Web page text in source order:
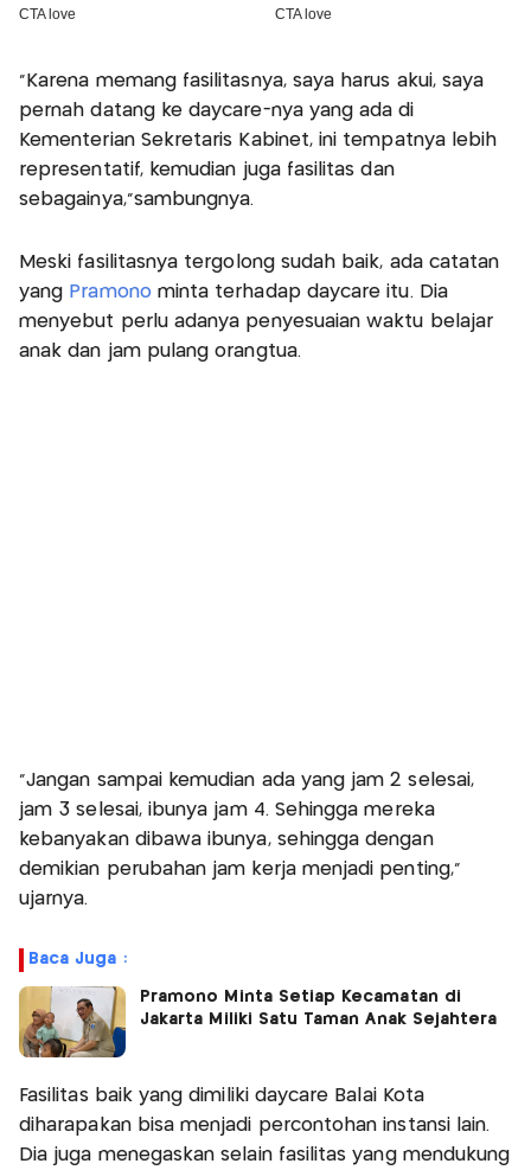
“Karena memang fasilitasnya, saya harus akui, saya
pernah datang ke daycare-nya yang ada di
Kementerian Sekretaris Kabinet, ini tempatnya lebih
representatif, kemudian juga fasilitas dan
sebagainya,"sambungnya.
Meski fasilitasnya tergolong sudah baik, ada catatan
yang Pramonominta terhadap daycare itu. Dia
menyebut perlu adanya penyesuaian waktu belajar
anak dan jam pulang orangtua.
"Jangan sampai kemudian ada yang jam 2 selesai,
jam 3 selesai, ibunya jam 4. Sehingga mereka
kebanyakan dibawa ibunya, sehingga dengan
demikian perubahan jam kerja menjadi penting,"
ujarnya.
Baca Juga :
Pramono Minta Setiap Kecamatan di
Jakarta Miliki Satu Taman Anak Sejahtera
Fasilitas baik yang dimiliki daycare Balai Kota
diharapakan bisa menjadi percontohan instansi lain.
Dia juga menegaskan selain fasilitas yang mendukung